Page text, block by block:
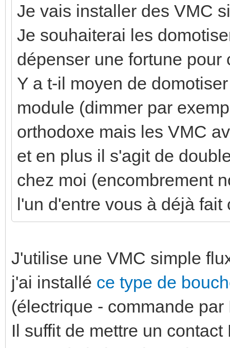
Je vais installer des VMC
Je souhaiterai les
dépenser une fortune pour
Y a t-il moyen de
module (dimmer par
orthodoxe mais les VMC
et en plus il s'agit de
chez moi (encombrement
l'un d'entre vous à déjà
J'utilise une VMC simple
j'ai installé ce type de
(électrique - commande
Il suffit de mettre un